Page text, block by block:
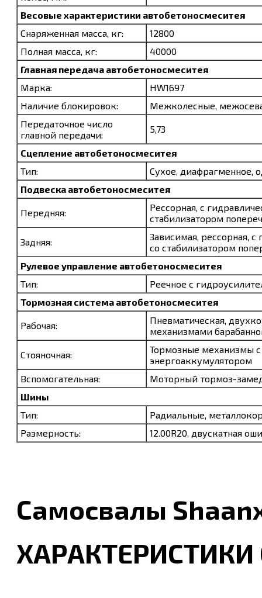
Весовые характеристики автобетоносмеситея
Снаряженная масса, кг:
12800
Полная масса, кг:
40000
Главная передача автобетоносмеситея
Марка:
HW1697
Наличие блокировок:
Межколесные,
Передаточное число
главной передачи:
5,73
Сцепление автобетоносмеситея
Тип:
Сухое, диафрагменное,
Подвеска автобетоносмеситея
Передняя:
Рессорная, с
стабилизатором
Задняя:
Зависимая, рессорная,
со стабилизатором
Рулевое управление автобетоносмеситея
Тип:
Реечное с
Тормозная система автобетоносмеситея
Рабочая:
Пневматическая,
механизмами
Стояночная:
Тормозные механизмы
энергоаккумулятором
Вспомогательная:
Моторный тормоз-
Шины
Тип:
Радиальные,
Размерность:
12.00R20, двускатная
Самосвалы
ХАРАКТЕРИСТИКИ